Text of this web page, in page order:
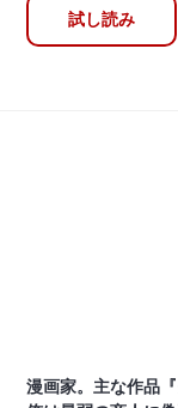
試し読み
漫画家。主な作品